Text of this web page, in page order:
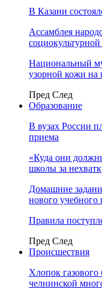
В Казани
Ассамблея
Национальный
узорной кожи на
Пред След
Образование
В вузах России
приема
«Куда они
школы за
Домашние
нового учебного
Правила
Пред След
Происшествия
Хлопок газового
челнинской